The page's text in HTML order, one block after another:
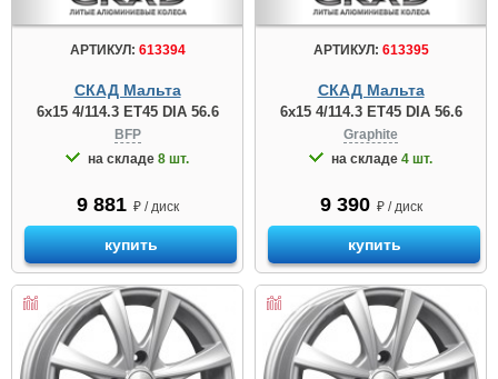
АРТИКУЛ: 613394
СКАД Мальта
6x15 4/114.3 ET45 DIA 56.6
BFP
на складе 8 шт.
9 881 ₽ / диск
купить
АРТИКУЛ: 613395
СКАД Мальта
6x15 4/114.3 ET45 DIA 56.6
Graphite
на складе 4 шт.
9 390 ₽ / диск
купить